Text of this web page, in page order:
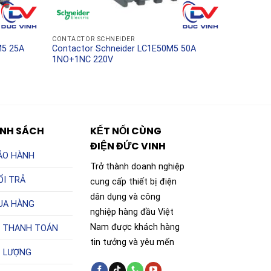
25A
CONTACTOR SCHNEIDER
Contactor Schneider LC1E50M5 50A
1NO+1NC 220V
SÁCH
HÀNH
TRẢ
HÀNG
THANH TOÁN
KẾT NỐI CÙNG
ĐIỆN ĐỨC VINH
Trở thành doanh nghiệp
cung cấp thiết bị điện
dân dụng và công
nghiệp hàng đầu Việt
Nam được khách hàng
tin tưởng và yêu mến